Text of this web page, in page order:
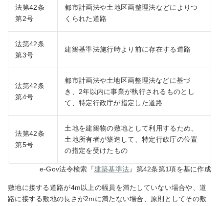
法第42条
第2号
都市計画法や土地区画整理法などによりつ
くられた道路
法第42条
第3号
建築基準法施行時より前に存在する道路
法第42条
第4号
都市計画法や土地区画整理法などに基づ
き、2年以内に事業が執行されるものとし
て、特定行政庁が指定した道路
法第42条
第5号
土地を建築物の敷地として利用するため、
土地所有者が築造して、特定行政庁の位置
の指定を受けたもの
e-Gov法令検索『建築基準法』第42条第1項を基に作成
敷地に接する道路が4m以上の幅員を満たしていない場合や、道
路に接する敷地の長さが2mに満たない場合、原則としてその敷